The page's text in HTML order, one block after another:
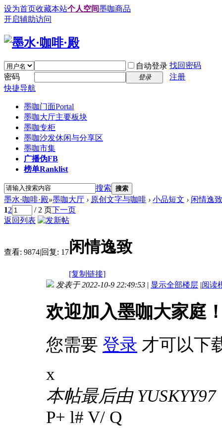
设为首页收藏本站个人空间墨咖商品
开启辅助访问
自动登录 找回密码
密码
登录
注册
快捷导航
墨咖门面Portal
墨咖大厅主要板块
墨咖专柜
墨咖沙发休闲与分享区
墨咖市集
广播伪FB
榜单Ranklist
搜索 搜索
墨水·咖啡·殿»墨咖大厅 › 原创文字与咖啡 › 小品短文 › 闲情逸致
12 / 2 页下一页
返回列表
查看: 9874|回复: 17闲情逸致
[复制链接]
发表于 2022-10-9 22:49:53 | 显示全部楼层 |阅读
欢迎加入墨咖大家庭
您需要 登录 才可以下
x
本帖最后由
P+ l# V/ Q